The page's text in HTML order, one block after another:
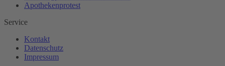
Apothekenprotest
Service
Kontakt
Datenschutz
Impressum